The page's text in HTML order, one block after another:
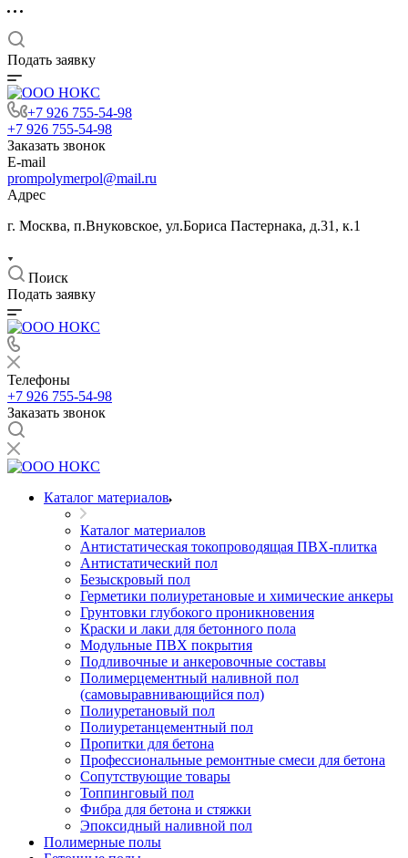
Подать заявку
+7 926 755-54-98
+7 926 755-54-98
Заказать звонок
E-mail
prompolymerpol@mail.ru
Адрес
г. Москва, п.Внуковское, ул.Бориса Пастернака, д.31, к.1
Поиск
Подать заявку
Телефоны
+7 926 755-54-98
Заказать звонок
Каталог материалов
Каталог материалов
Антистатическая токопроводящая ПВХ-плитка
Антистатический пол
Безыскровый пол
Герметики полиуретановые и химические анкеры
Грунтовки глубокого проникновения
Краски и лаки для бетонного пола
Модульные ПВХ покрытия
Подливочные и анкеровочные составы
Полимерцементный наливной пол
(самовыравнивающийся пол)
Полиуретановый пол
Полиуретанцементный пол
Пропитки для бетона
Профессиональные ремонтные смеси для бетона
Сопутствующие товары
Топпинговый пол
Фибра для бетона и стяжки
Эпоксидный наливной пол
Полимерные полы